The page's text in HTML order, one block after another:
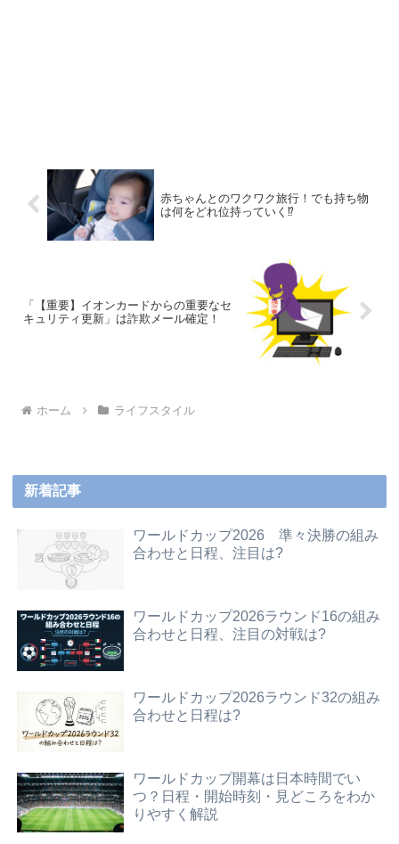
赤ちゃんとのワクワク旅行！でも持ち物
は何をどれ位持っていく⁉
「【重要】イオンカードからの重要なセ
キュリティ更新」は詐欺メール確定！
ホーム ライフスタイル
新着記事
ワールドカップ2026 準々決勝の組み
合わせと日程、注目は?
ワールドカップ2026ラウンド16の組み
合わせと日程、注目の対戦は?
ワールドカップ2026ラウンド32の組み
合わせと日程は?
ワールドカップ開幕は日本時間でい
つ？日程・開始時刻・見どころをわか
りやすく解説